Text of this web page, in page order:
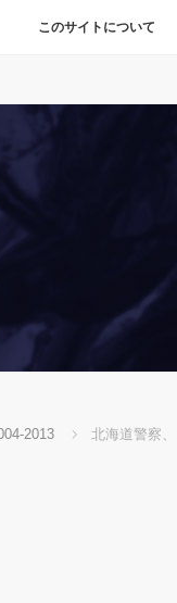
このサイトについて
2013 北海道警察